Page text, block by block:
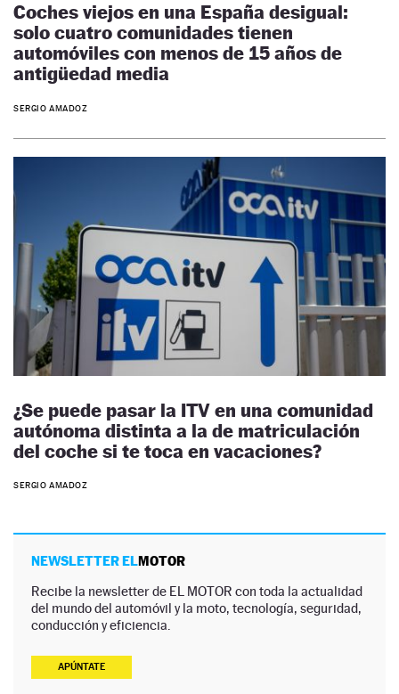
Coches viejos en una España desigual:
solo cuatro comunidades tienen
automóviles con menos de 15 años de
antigüedad media
SERGIO AMADOZ
¿Se puede pasar la ITV en una comunidad
autónoma distinta a la de matriculación
del coche si te toca en vacaciones?
SERGIO AMADOZ
NEWSLETTER ELMOTOR
Recibe la newsletter de EL MOTOR con toda la actualidad
del mundo del automóvil y la moto, tecnología, seguridad,
conducción y eficiencia.
APÚNTATE